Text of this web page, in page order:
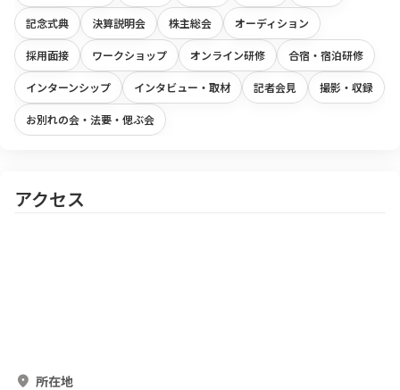
記念式典 決算説明会 株主総会 オーディション
採用面接 ワークショップ オンライン研修 合宿・宿泊研修
インターンシップ インタビュー・取材 記者会見 撮影・収録
お別れの会・法要・偲ぶ会
アクセス
所在地